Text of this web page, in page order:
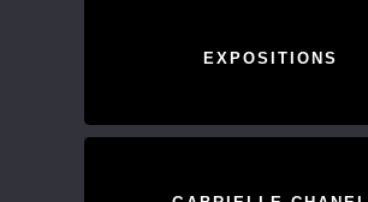
EXPOSITIONS